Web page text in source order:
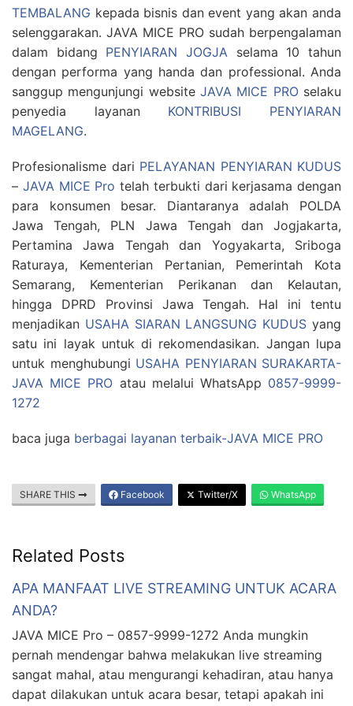
TEMBALANG kepada bisnis dan event yang akan anda
selenggarakan. JAVA MICE PRO sudah berpengalaman
dalam bidang PENYIARAN JOGJA selama 10 tahun
dengan performa yang handa dan professional. Anda
sanggup mengunjungi website JAVA MICE PROselaku
penyedia layanan KONTRIBUSI PENYIARAN
MAGELANG.
Profesionalisme dari PELAYANAN PENYIARAN KUDUS
– JAVA MICE Pro telah terbukti dari kerjasama dengan
para konsumen besar. Diantaranya adalah POLDA
Jawa Tengah, PLN Jawa Tengah dan Jogjakarta,
Pertamina Jawa Tengah dan Yogyakarta, Sriboga
Raturaya, Kementerian Pertanian, Pemerintah Kota
Semarang, Kementerian Perikanan dan Kelautan,
hingga DPRD Provinsi Jawa Tengah. Hal ini tentu
menjadikan USAHA SIARAN LANGSUNG KUDUS yang
satu ini layak untuk di rekomendasikan. Jangan lupa
untuk menghubungi USAHA PENYIARAN SURAKARTA-
JAVA MICE PRO atau melalui WhatsApp 0857-9999-
1272
baca juga berbagai layanan terbaik-JAVA MICE PRO
SHARE THIS Facebook Twitter/X WhatsApp
Related Posts
APA MANFAAT LIVE STREAMING UNTUK ACARA
ANDA?
JAVA MICE Pro – 0857-9999-1272 Anda mungkin
pernah mendengar bahwa melakukan live streaming
sangat mahal, atau mengurangi kehadiran, atau hanya
dapat dilakukan untuk acara besar, tetapi apakah ini